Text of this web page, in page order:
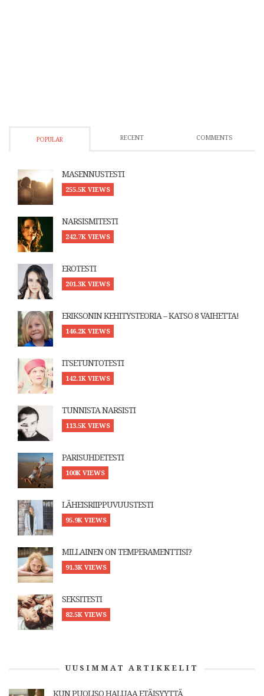
POPULAR RECENT COMMENTS
MASENNUSTESTI
255.5K VIEWS
NARSISMITESTI
242.7K VIEWS
EROTESTI
201.3K VIEWS
ERIKSONIN KEHITYSTEORIA – KATSO 8 VAIHETTA!
146.2K VIEWS
ITSETUNTOTESTI
142.1K VIEWS
TUNNISTA NARSISTI
113.5K VIEWS
PARISUHDETESTI
100K VIEWS
LÄHEISRIIPPUVUUSTESTI
95.9K VIEWS
MILLAINEN ON TEMPERAMENTTISI?
91.3K VIEWS
SEKSITESTI
82.5K VIEWS
UUSIMMAT ARTIKKELIT
KUN PUOLISO HALUAA ETÄISYYTTÄ